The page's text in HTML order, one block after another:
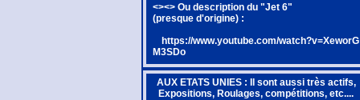
<><> Ou description du "Jet 6"
(presque d'origine) :
https://www.youtube.com/watch?v=XeworG
M3SDo
AUX ETATS UNIES : Il sont aussi très actifs,
Expositions, Roulages, compétitions, etc....